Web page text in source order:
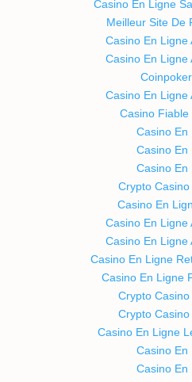
Casino En Ligne
Meilleur Site De
Casino En Ligne
Casino En Ligne
Casino En Ligne
Casino Fiable
Casino En
Casino En
Casino En
Crypto
Casino En
Casino En Ligne
Casino En Ligne
Casino En Ligne
Casino En Ligne
Crypto
Crypto
Casino En Ligne
Casino En
Casino En